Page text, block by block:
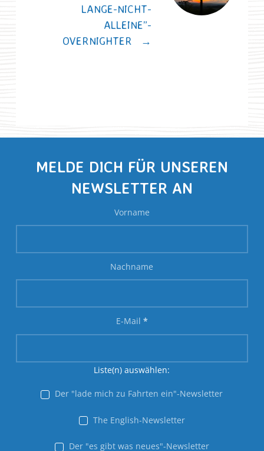
LANGE-NICHT-
ALLEINE”-
OVERNIGHTER
→
MELDE DICH FÜR UNSEREN
NEWSLETTER AN
Vorname
Nachname
E-Mail *
Liste(n) auswählen:
Der "lade mich zu Fahrten ein"-Newsletter
The English-Newsletter
Der "es gibt was neues"-Newsletter